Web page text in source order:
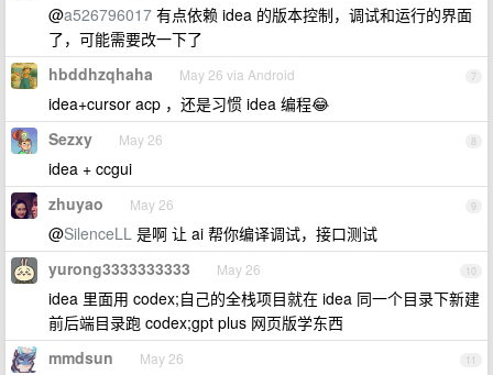
@a526796017 有点依赖 idea 的版本控制，调试和运行的界面
了，可能需要改一下了
7
hbddhzqhaha May 26 via Android
idea+cursor acp ，还是习惯 idea 编程😂
8
Sezxy May 26
idea + ccgui
9
zhuyao May 26
@SilenceLL 是啊 让 ai 帮你编译调试，接口测试
10
yurong3333333333 May 26
idea 里面用 codex;自己的全栈项目就在 idea 同一个目录下新建
前后端目录跑 codex;gpt plus 网页版学东西
11
mmdsun May 26